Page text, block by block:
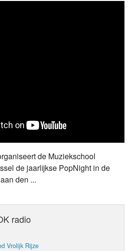
de Muziekschool
de jaarlijkse PopNight in de
den ...
radio
Vrolijk Rijze